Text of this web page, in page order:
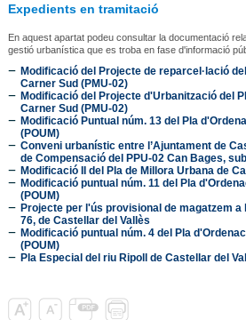
Expedients en tramitació
En aquest apartat podeu consultar la documentació
gestió urbanística que es troba en fase d'informació
Modificació del Projecte de reparcel·lació
Carner Sud (PMU-02)
Modificació del Projecte d'Urbanització del
Carner Sud (PMU-02)
Modificació Puntual núm. 13 del Pla
(POUM)
Conveni urbanístic entre l’Ajuntament de
de Compensació del PPU-02 Can Bages,
Modificació II del Pla de Millora Urbana de
Modificació puntual núm. 11 del Pla
(POUM)
Projecte per l'ús provisional de magatzem a
76, de Castellar del Vallès
Modificació puntual núm. 4 del Pla
(POUM)
Pla Especial del riu Ripoll de Castellar del